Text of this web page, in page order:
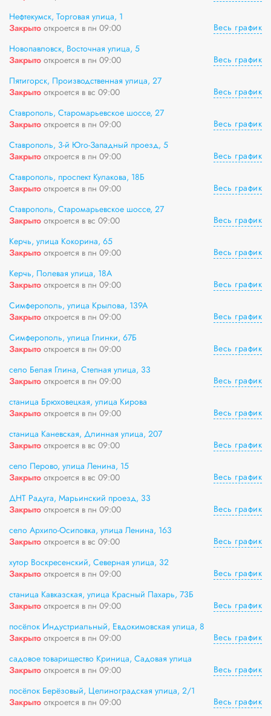
Нефтекумск, Торговая улица, 1
Закрыто откроется в пн 09:00
Весь график
Новопавловск, Восточная улица, 5
Закрыто откроется в пн 09:00
Весь график
Пятигорск, Производственная улица, 27
Закрыто откроется в вс 09:00
Весь график
Ставрополь, Старомарьевское шоссе, 27
Закрыто откроется в пн 09:00
Весь график
Ставрополь, 3-й Юго-Западный проезд, 5
Закрыто откроется в пн 09:00
Весь график
Ставрополь, проспект Кулакова, 18Б
Закрыто откроется в пн 09:00
Весь график
Ставрополь, Старомарьевское шоссе, 27
Закрыто откроется в вс 09:00
Весь график
Керчь, улица Кокорина, 65
Закрыто откроется в пн 09:00
Весь график
Керчь, Полевая улица, 18А
Закрыто откроется в пн 09:00
Весь график
Симферополь, улица Крылова, 139А
Закрыто откроется в пн 09:00
Весь график
Симферополь, улица Глинки, 67Б
Закрыто откроется в пн 09:00
Весь график
село Белая Глина, Степная улица, 33
Закрыто откроется в пн 09:00
Весь график
станица Брюховецкая, улица Кирова
Закрыто откроется в пн 09:00
Весь график
станица Каневская, Длинная улица, 207
Закрыто откроется в вс 09:00
Весь график
село Перово, улица Ленина, 15
Закрыто откроется в вс 09:00
Весь график
ДНТ Радуга, Марьинский проезд, 33
Закрыто откроется в пн 09:00
Весь график
село Архипо-Осиповка, улица Ленина, 163
Закрыто откроется в вс 09:00
Весь график
хутор Воскресенский, Северная улица, 32
Закрыто откроется в пн 09:00
Весь график
станица Кавказская, улица Красный Пахарь, 73Б
Закрыто откроется в пн 09:00
Весь график
посёлок Индустриальный, Евдокимовская улица, 8
Закрыто откроется в пн 09:00
Весь график
садовое товарищество Криница, Садовая улица
Закрыто откроется в пн 09:00
Весь график
посёлок Берёзовый, Целиноградская улица, 2/1
Закрыто откроется в пн 09:00
Весь график